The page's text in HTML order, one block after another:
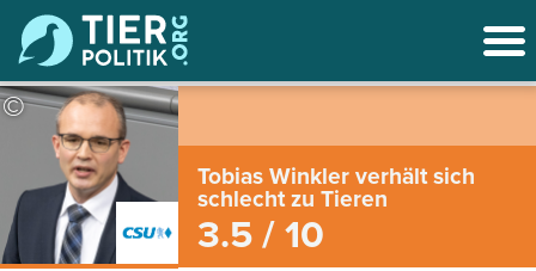
©
Tobias Winkler verhält sich
schlecht zu Tieren
3.5 / 10